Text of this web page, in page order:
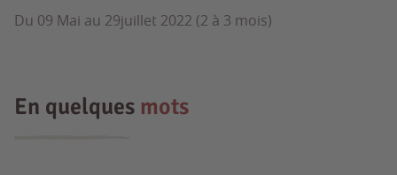
Du 09 Mai au 29juillet 2022 (2 à 3 mois)
En quelques mots